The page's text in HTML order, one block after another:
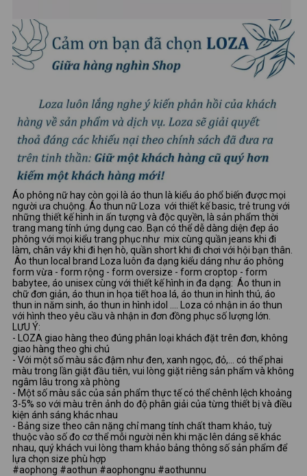
Áo phông nữ hay còn gọi là áo thun là kiểu áo phổ biến được mọi
người ưa chuộng. Áo thun nữ Loza với thiết kế basic, trẻ trung với
những thiết kế hình in ấn tượng và độc quyền, là sản phẩm thời
trang mang tính ứng dụng cao. Bạn có thể dễ dàng diện đẹp áo
phông với mọi kiểu trang phục như mix cùng quần jeans khi đi
làm, chân váy khi đi hẹn hò, quần short khi đi chơi với hội bạn thân.
Áo thun local brand Loza luôn đa dạng kiểu dáng như áo phông
form vừa - form rộng - form oversize - form croptop - form
babytee, áo unisex cùng với thiết kế hình in đa dạng: Áo thun in
chữ đơn giản, áo thun in họa tiết hoa lá, áo thun in hình thú, áo
thun in năm sinh, áo thun in hình idol …. Loza có nhận in áo thun
với hình theo yêu cầu và nhận in đơn đồng phục số lượng lớn.
LƯU Ý:
- LOZA giao hàng theo đúng phân loại khách đặt trên đơn, không
giao hàng theo ghi chú
- Với một số màu sắc đậm như đen, xanh ngọc, đỏ,... có thể phai
màu trong lần giặt đầu tiên, vui lòng giặt riêng sản phẩm và không
ngâm lâu trong xà phòng
- Một số màu sắc của sản phẩm thực tế có thể chênh lệch khoảng
3-5% so với màu trên ảnh do độ phân giải của từng thiết bị và điều
kiện ánh sáng khác nhau
- Bảng size theo cân nặng chỉ mang tính chất tham khảo, tuỳ
thuộc vào số đo cơ thể mỗi người nên khi mặc lên dáng sẽ khác
nhau, quý khách vui lòng tham khảo bảng thông số sản phẩm để
lựa chọn size phù hợp
#aophong #aothun #aophongnu #aothunnu